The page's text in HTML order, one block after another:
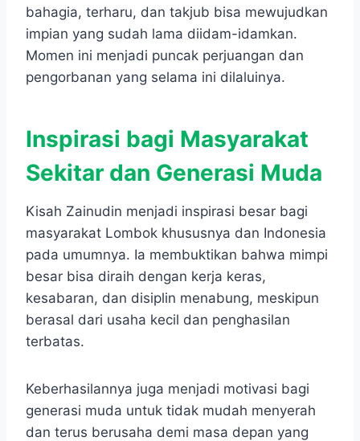
bahagia, terharu, dan takjub bisa mewujudkan
impian yang sudah lama diidam-idamkan.
Momen ini menjadi puncak perjuangan dan
pengorbanan yang selama ini dilaluinya.
Inspirasi bagi Masyarakat
Sekitar dan Generasi Muda
Kisah Zainudin menjadi inspirasi besar bagi
masyarakat Lombok khususnya dan Indonesia
pada umumnya. Ia membuktikan bahwa mimpi
besar bisa diraih dengan kerja keras,
kesabaran, dan disiplin menabung, meskipun
berasal dari usaha kecil dan penghasilan
terbatas.
Keberhasilannya juga menjadi motivasi bagi
generasi muda untuk tidak mudah menyerah
dan terus berusaha demi masa depan yang